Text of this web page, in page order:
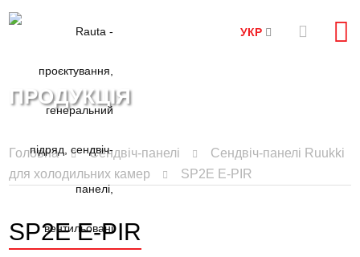
УКР
ПРОДУКЦІЯ
Головна Сендвіч-панелі
Сендвіч-панелі Ruukki
для холодильних камер
SP2E E-PIR
SP2E E-PIR